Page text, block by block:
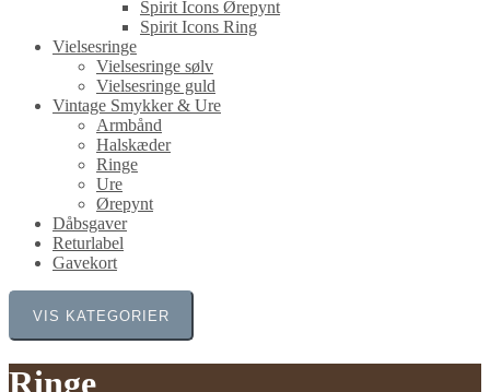
Spirit Icons Ørepynt
Spirit Icons Ring
Vielsesringe
Vielsesringe sølv
Vielsesringe guld
Vintage Smykker & Ure
Armbånd
Halskæder
Ringe
Ure
Ørepynt
Dåbsgaver
Returlabel
Gavekort
VIS KATEGORIER
Ringe